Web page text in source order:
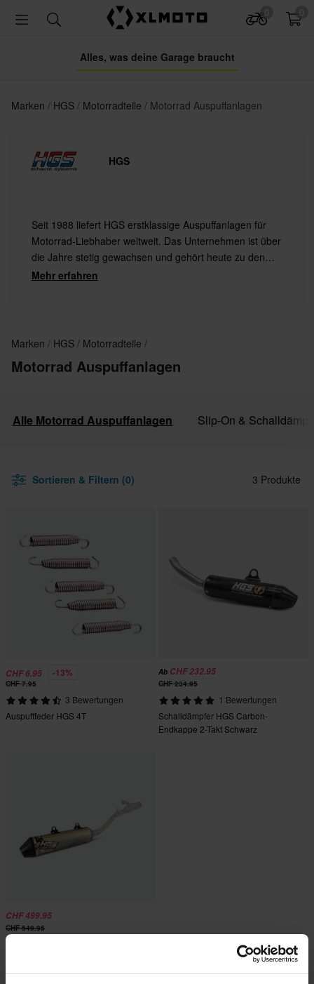
Alles, was deine Garage braucht
Marken HGS Motorradteile Motorrad Auspuffanlagen
HGS
Seit 1988 liefert HGS erstklassige Auspuffanlagen für
Motorrad-Liebhaber weltweit. Das Unternehmen ist über
die Jahre stetig gewachsen und gehört heute zu den
bekanntesten Herstellern von hochwertigen
Mehr erfahren
Marken HGS Motorradteile
Motorrad Auspuffanlagen
Alle Motorrad Auspuffanlagen Slip-On &
Sortieren & Filtern (0) 3 Produkte
CHF 6.95 -13%
CHF 7.95
3 Bewertungen
Auspufffeder HGS 4T
Ab CHF 232.95
CHF 234.95
1 Bewertungen
Schalldämpfer HGS Carbon-
Endkappe 2-Takt Schwarz
CHF 499.95
CHF 549.95
Schalldämpfer 4T HGS Enduro Slip-